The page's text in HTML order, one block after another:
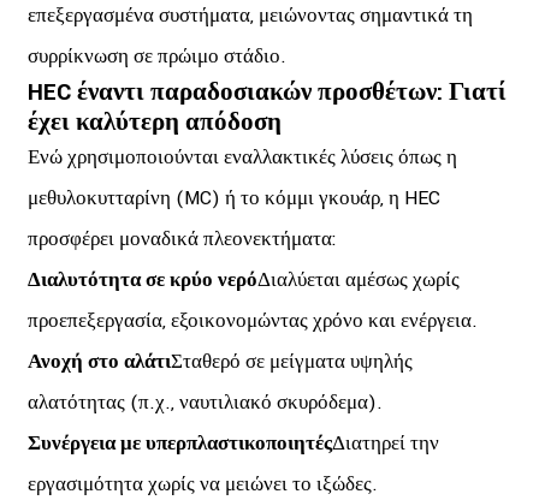
επεξεργασμένα συστήματα, μειώνοντας σημαντικά τη
συρρίκνωση σε πρώιμο στάδιο.
HEC έναντι παραδοσιακών προσθέτων: Γιατί
έχει καλύτερη απόδοση
Ενώ χρησιμοποιούνται εναλλακτικές λύσεις όπως η
μεθυλοκυτταρίνη (MC) ή το κόμμι γκουάρ, η HEC
προσφέρει μοναδικά πλεονεκτήματα:
Διαλυτότητα σε κρύο νερόΔιαλύεται αμέσως χωρίς
προεπεξεργασία, εξοικονομώντας χρόνο και ενέργεια.
Ανοχή στο αλάτιΣταθερό σε μείγματα υψηλής
αλατότητας (π.χ., ναυτιλιακό σκυρόδεμα).
Συνέργεια με υπερπλαστικοποιητέςΔιατηρεί την
εργασιμότητα χωρίς να μειώνει το ιξώδες.